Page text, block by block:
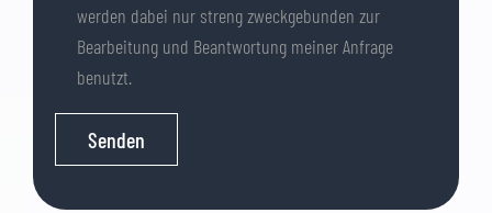
werden dabei nur streng zweckgebunden zur
Bearbeitung und Beantwortung meiner Anfrage
benutzt.